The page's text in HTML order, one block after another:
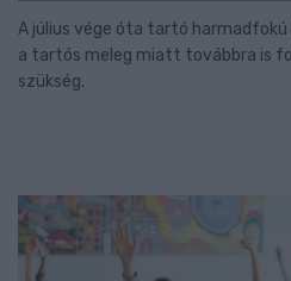
A július vége óta tartó
a tartós meleg miatt továbbra is
szükség.